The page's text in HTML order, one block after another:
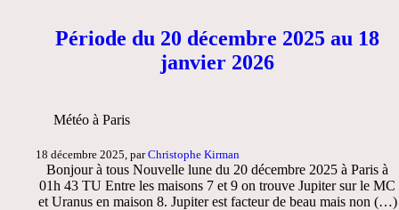
Période du 20 décembre 2025 au 18
janvier 2026
Météo à Paris
18 décembre 2025, parChristophe Kirman
Bonjour à tous Nouvelle lune du 20 décembre 2025 à Paris à
01h 43 TU Entre les maisons 7 et 9 on trouve Jupiter sur le MC
et Uranus en maison 8. Jupiter est facteur de beau mais non (…)